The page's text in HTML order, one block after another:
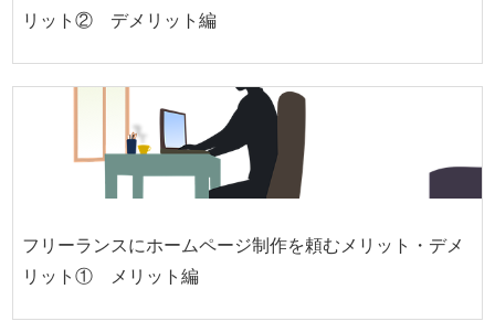
リット② デメリット編
フリーランスにホームページ制作を頼むメリット・デメ
リット① メリット編